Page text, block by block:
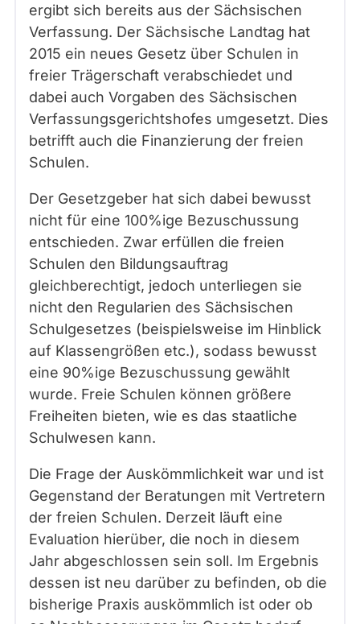
ergibt sich bereits aus der Sächsischen
Verfassung. Der Sächsische Landtag hat
2015 ein neues Gesetz über Schulen in
freier Trägerschaft verabschiedet und
dabei auch Vorgaben des Sächsischen
Verfassungsgerichtshofes umgesetzt. Dies
betrifft auch die Finanzierung der freien
Schulen.
Der Gesetzgeber hat sich dabei bewusst
nicht für eine 100%ige Bezuschussung
entschieden. Zwar erfüllen die freien
Schulen den Bildungsauftrag
gleichberechtigt, jedoch unterliegen sie
nicht den Regularien des Sächsischen
Schulgesetzes (beispielsweise im Hinblick
auf Klassengrößen etc.), sodass bewusst
eine 90%ige Bezuschussung gewählt
wurde. Freie Schulen können größere
Freiheiten bieten, wie es das staatliche
Schulwesen kann.
Die Frage der Auskömmlichkeit war und ist
Gegenstand der Beratungen mit Vertretern
der freien Schulen. Derzeit läuft eine
Evaluation hierüber, die noch in diesem
Jahr abgeschlossen sein soll. Im Ergebnis
dessen ist neu darüber zu befinden, ob die
bisherige Praxis auskömmlich ist oder ob